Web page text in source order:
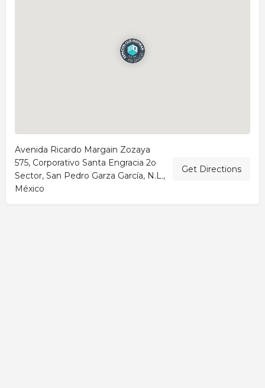
Avenida Ricardo Margain Zozaya
575, Corporativo Santa Engracia 2o
Sector, San Pedro Garza García, N.L.,
México
Get Directions